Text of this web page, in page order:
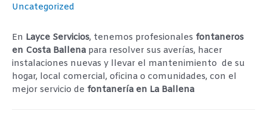
Uncategorized
En Layce Servicios, tenemos profesionales fontaneros
en Costa Ballena para resolver sus averías, hacer
instalaciones nuevas y llevar el mantenimiento de su
hogar, local comercial, oficina o comunidades, con el
mejor servicio de fontanería en La Ballena